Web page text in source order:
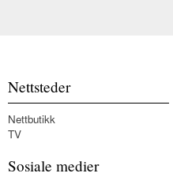
Nettsteder
Nettbutikk
TV
Sosiale medier